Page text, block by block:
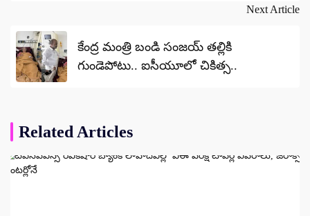
Next Article
కేంద్ర మంత్రి బండి సంజయ్ తల్లికి
గుండెపోటు.. ఐసీయూలో చికిత్స..
Related Articles